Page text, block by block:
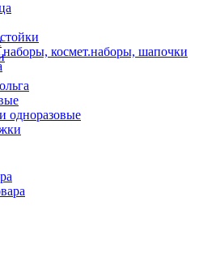
космет.наборы, шапочки
одноразовые